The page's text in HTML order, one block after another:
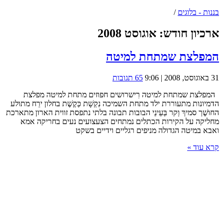
בננות - בלוגים /
ארכיון חודש: אוגוסט 2008
המפלצת שמתחת למיטה
31 באוגוסט, 2008 | 9:06
65 תגובות
המפלצת שמתחת למיטה רִישרושים חפוזים מתחת למיטה מפלצת
הדמיונות מתעוררת ילד מתחת השמיכה נִקְשָׁת כְּקֶשֶׁת בחלון ירֵח מתולע
החושֶׁך סמיךְ וְקר בְּעֵינֵי הבובות תבונה בלתי נתפסת זווית הארון מתארכת
מחליקה על הקירות הכתלים נמתחים הצעצועים נעים בחריקה אמא
ואבא במיטה הגדולה מניפים רגליים וידיים בשקט
קרא עוד »